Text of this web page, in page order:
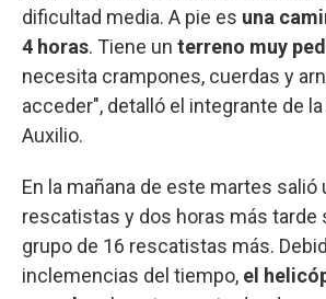
dificultad media. A pie es una
4 horas. Tiene un terreno muy
necesita crampones, cuerdas y
acceder", detalló el integrante de
Auxilio.
En la mañana de este martes salió
rescatistas y dos horas más tarde
grupo de 16 rescatistas más.
inclemencias del tiempo, el